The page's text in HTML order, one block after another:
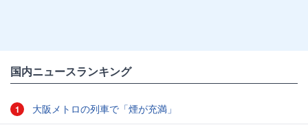
国内ニュースランキング
1 大阪メトロの列車で「煙が充満」